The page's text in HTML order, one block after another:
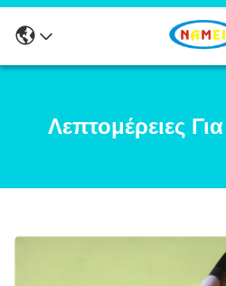
Λεπτομέρειες